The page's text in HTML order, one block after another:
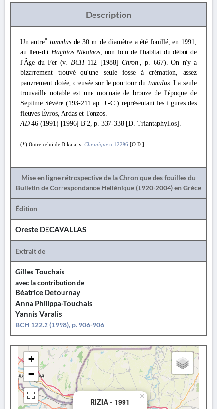
Description
Un autre* tumulusde 30 m de diamètre a été fouillé, en 1991,
au lieu-ditHaghios Nikolaos, non loin de l'habitat du début de
l'Âge du Fer (v. BCH 112 [1988] Chron., p. 667). On n'y a
bizarrement trouvé qu'une seule fosse à crémation, assez
pauvrement dotée, creusée sur le pourtour du tumulus. La seule
trouvaille notable est une monnaie de bronze de l'époque de
Septime Sévère (193-211 ap. J.-C.) représentant les figures des
fleuves Évros, Ardas et Tonzos.
AD 46 (1991) [1996] B'2, p. 337-338 [D. Triantaphyllos].
(*) Outre celui de Dikaia, v. Chronique n.12296 [O.D.]
Mise en ligne rétrospective de la Chronique des fouilles du
Bulletin de Correspondance Hellénique (1920-2004) en Grèce
Édition
Oreste DECAVALLAS
Extrait de
Gilles Touchais
avec la contribution de
Béatrice Detournay
Anna Philippa-Touchais
Yannis Varalis
BCH 122.2 (1998), p. 906-906
RIZIA - 1991
×
+
−